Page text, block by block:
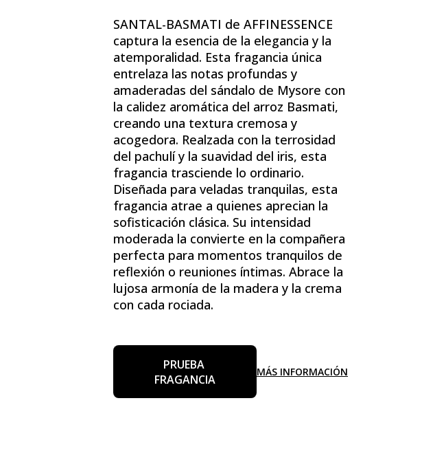
SANTAL-BASMATI de AFFINESSENCE
captura la esencia de la elegancia y la
atemporalidad. Esta fragancia única
entrelaza las notas profundas y
amaderadas del sándalo de Mysore con
la calidez aromática del arroz Basmati,
creando una textura cremosa y
acogedora. Realzada con la terrosidad
del pachulí y la suavidad del iris, esta
fragancia trasciende lo ordinario.
Diseñada para veladas tranquilas, esta
fragancia atrae a quienes aprecian la
sofisticación clásica. Su intensidad
moderada la convierte en la compañera
perfecta para momentos tranquilos de
reflexión o reuniones íntimas. Abrace la
lujosa armonía de la madera y la crema
con cada rociada.
PRUEBA
FRAGANCIA
MÁS INFORMACIÓN